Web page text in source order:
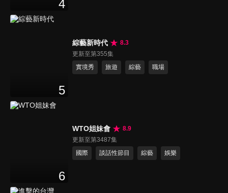
4
5
綜藝新時代
8.3
更新至第355集
實境秀
旅遊 綜藝 職場
6
WTO姐妹會
8.9
更新至第3487集
國際
談話性節目 綜藝 娛樂